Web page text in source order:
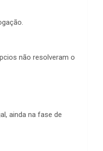
não resolveram o
ainda na fase de